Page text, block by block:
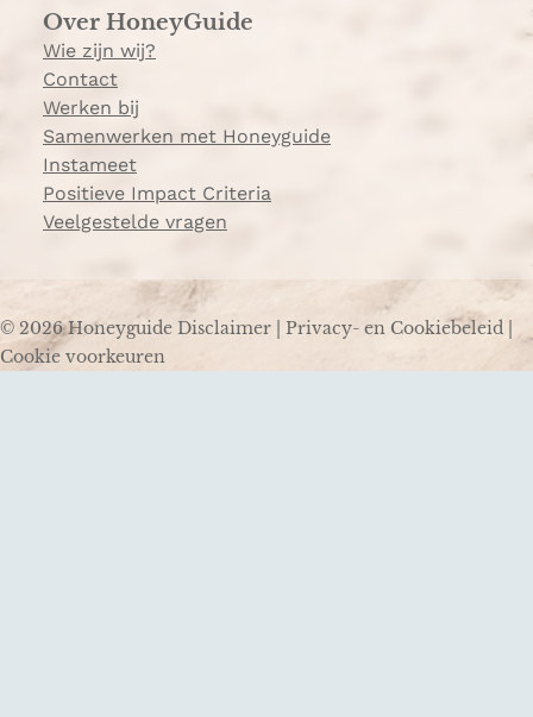
Over HoneyGuide
Wie zijn wij?
Contact
Werken bij
Samenwerken met Honeyguide
Instameet
Positieve Impact Criteria
Veelgestelde vragen
© 2026 Honeyguide Disclaimer Privacy- en Cookiebeleid
Cookie voorkeuren